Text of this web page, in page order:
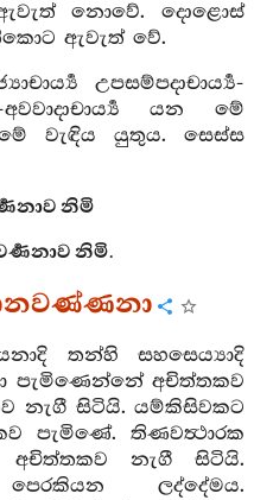
නොවේ. දොළොස්
ඇවැත් වේ.
උපසම්පදාචාර්‍ය්‍ය-
අවවාදාචාර්‍ය්‍ය යන මේ
වැඳිය යුතුය. සෙස්ස
නිමි
නිමි.
තන්හි සහසෙය්‍යාදි
පැමිණෙන්නේ අචිත්තකව
නැගී සිටියි. යම්කිසිවකට
පැමිණේ. තිණවත්‍ථාරක
නැගී සිටියි.
පෙරකියන ලද්දේමය.